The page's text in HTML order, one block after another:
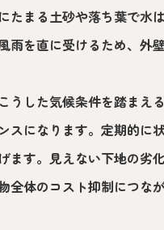
にたまる土砂や落ち葉で水
雨を直に受けるため、外
こうした気候条件を踏まえ
ンスになります。定期的に
げます。見えない下地の劣
全体のコスト抑制につなが